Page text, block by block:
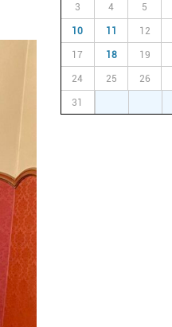
3 4 5
10 11 12
17 18 19
24 25 26
31